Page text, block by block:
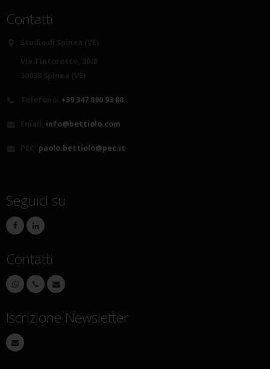
Contatti
+39 347 890 93 88
info@bettiolo.com
paolo.bettiolo@pec.it
Seguici su
Contatti
Iscrizione Newsletter